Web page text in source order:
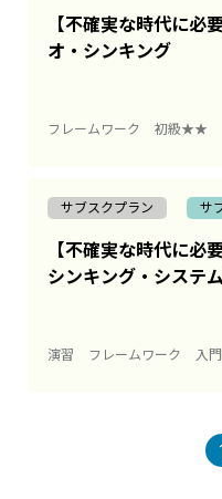
【不確実な時代に必
オ・シンキング
フレームワーク 初級★★
サブスクプラン サ
【不確実な時代に必
シンキング・システ
演習 フレームワーク 入